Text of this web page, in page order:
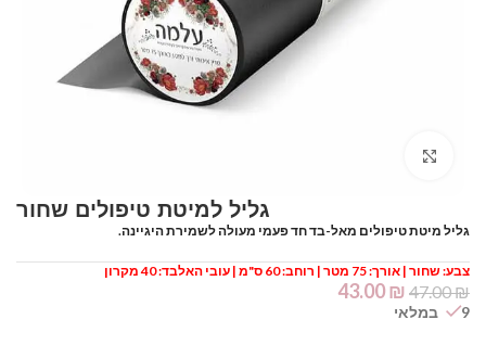
גליל מיטת טיפולים מאל-בד חד פעמי מעולה לשמירת היגיינה.
צבע: שחור | אורך: 75 מטר | רוחב: 60 ס"מ | עובי האלבד: 40 מקרון
47.00₪
43.00₪
9 במלאי